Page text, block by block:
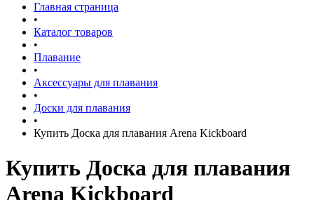
Главная страница
•
Каталог товаров
•
Плавание
•
Аксессуары для плавания
•
Доски для плавания
•
Купить Доска для плавания Arena Kickboard
Купить Доска для плавания
Arena Kickboard